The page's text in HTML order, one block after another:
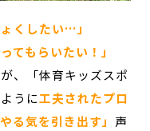
くしたい…」
てもらいたい！」
、「体育キッズスポ
うに工夫されたプロ
やる気を引き出す」 声